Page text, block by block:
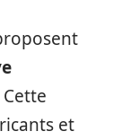
et